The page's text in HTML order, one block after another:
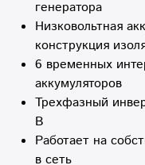
генератора
Низковольтная
конструкция
6 временных
аккумуляторов
Трехфазный
В
Работает на
в сеть